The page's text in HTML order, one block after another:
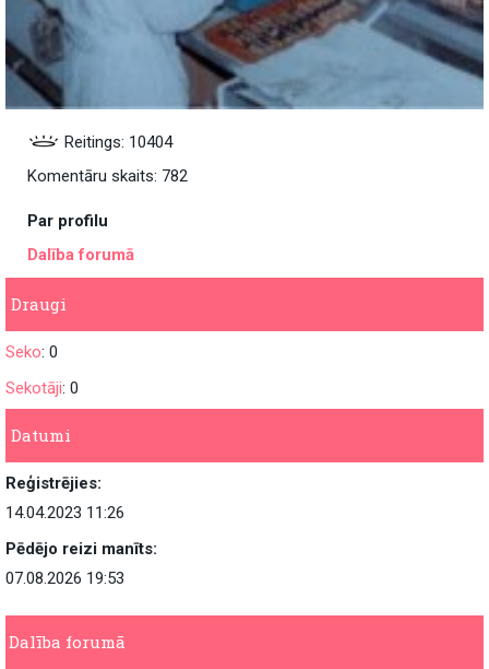
Reitings: 10404
Komentāru skaits: 782
Par profilu
Dalība forumā
Draugi
Seko: 0
Sekotāji: 0
Datumi
Reģistrējies:
14.04.2023 11:26
Pēdējo reizi manīts:
07.08.2026 19:53
Dalība forumā